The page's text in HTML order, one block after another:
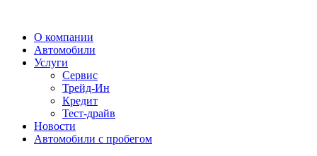
О компании
Автомобили
Услуги
Сервис
Трейд-Ин
Кредит
Тест-драйв
Новости
Автомобили с пробегом